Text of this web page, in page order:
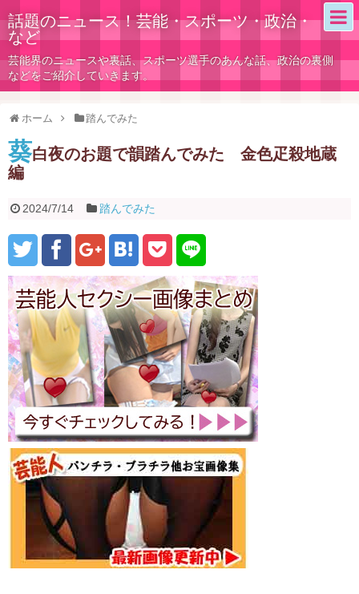
話題のニュース！芸能・スポーツ・政治・
など
芸能界のニュースや裏話、スポーツ選手のあんな話、政治の裏側
などをご紹介していきます。
ホーム 踏んでみた
葵白夜のお題で韻踏んでみた 金色疋殺地蔵
編
2024/7/14 踏んでみた